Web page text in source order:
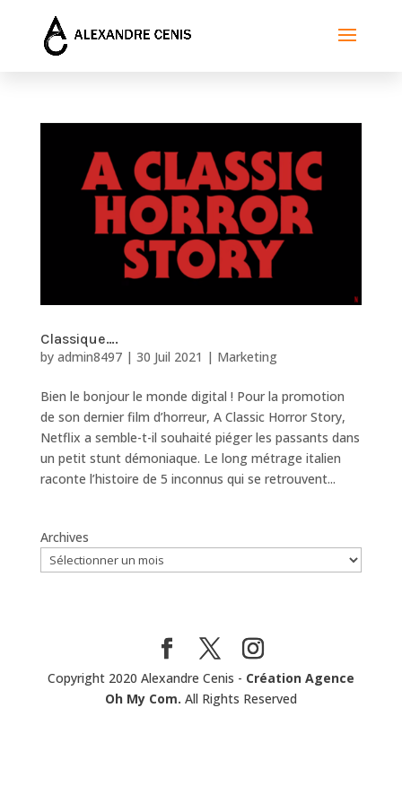
Classique….
by admin8497| 30 Juil 2021 | Marketing
Bien le bonjour le monde digital ! Pour la promotion
de son dernier film d’horreur, A Classic Horror Story,
Netflix a semble-t-il souhaité piéger les passants dans
un petit stunt démoniaque. Le long métrage italien
raconte l’histoire de 5 inconnus qui se retrouvent...
Archives
Copyright 2020 Alexandre Cenis - Création Agence
Oh My Com. All Rights Reserved